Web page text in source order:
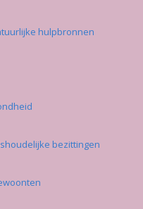
hulpbronnen
bezittingen